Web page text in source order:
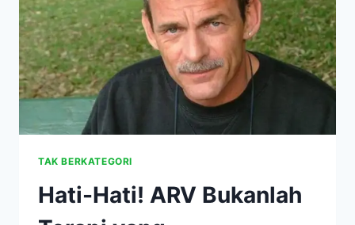
TAK BERKATEGORI
Hati-Hati! ARV Bukanlah